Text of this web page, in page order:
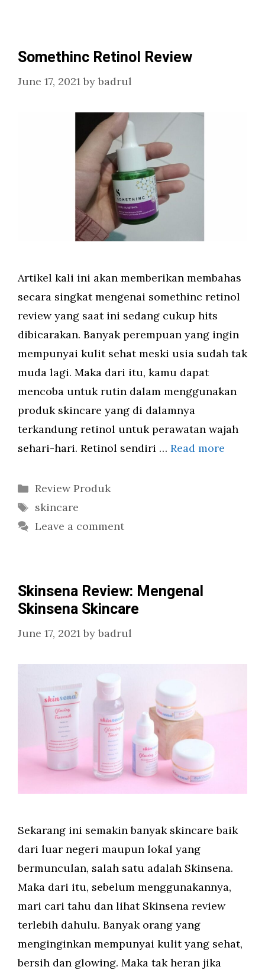
Somethinc Retinol Review
June 17, 2021 bybadrul
Artikel kali ini akan memberikan membahas
secara singkat mengenai somethinc retinol
review yang saat ini sedang cukup hits
dibicarakan. Banyak perempuan yang ingin
mempunyai kulit sehat meski usia sudah tak
muda lagi. Maka dari itu, kamu dapat
mencoba untuk rutin dalam menggunakan
produk skincare yang di dalamnya
terkandung retinol untuk perawatan wajah
sehari-hari. Retinol sendiri … Read more
Categories
Review Produk
Tags
skincare
Leave a comment
Skinsena Review: Mengenal
Skinsena Skincare
June 17, 2021 bybadrul
Sekarang ini semakin banyak skincare baik
dari luar negeri maupun lokal yang
bermunculan, salah satu adalah Skinsena.
Maka dari itu, sebelum menggunakannya,
mari cari tahu dan lihat Skinsena review
terlebih dahulu. Banyak orang yang
menginginkan mempunyai kulit yang sehat,
bersih dan glowing. Maka tak heran jika